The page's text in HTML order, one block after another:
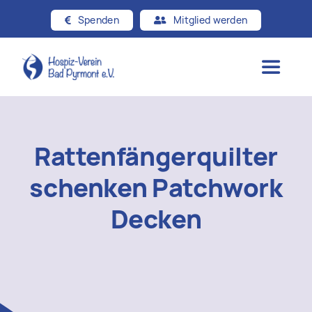
Inhalt
springen
Spenden Mitglied werden
Toggle
Über uns
Hospizgedanke
Rattenfängerquilter
schenken Patchwork
Decken